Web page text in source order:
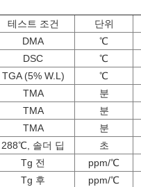
테스트 조건 단위
DMA ℃
DSC ℃
TGA (5% W.L) ℃
TMA 분
TMA 분
TMA 분
288℃, 솔더 딥 초
Tg 전 ppm/℃
Tg 후 ppm/℃